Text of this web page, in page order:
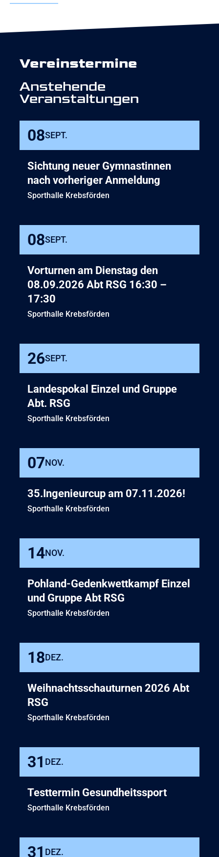
Vereinstermine
Anstehende
Veranstaltungen
SEPT.
08
Sichtung neuer Gymnastinnen
nach vorheriger Anmeldung
Sporthalle Krebsförden
SEPT.
08
Vorturnen am Dienstag den
08.09.2026 Abt RSG 16:30 –
17:30
Sporthalle Krebsförden
SEPT.
26
Landespokal Einzel und Gruppe
Abt. RSG
Sporthalle Krebsförden
NOV.
07
35.Ingenieurcup am 07.11.2026!
Sporthalle Krebsförden
NOV.
14
Pohland-Gedenkwettkampf Einzel
und Gruppe Abt RSG
Sporthalle Krebsförden
DEZ.
18
Weihnachtsschauturnen 2026 Abt
RSG
Sporthalle Krebsförden
DEZ.
31
Testtermin Gesundheitssport
Sporthalle Krebsförden
DEZ.
31